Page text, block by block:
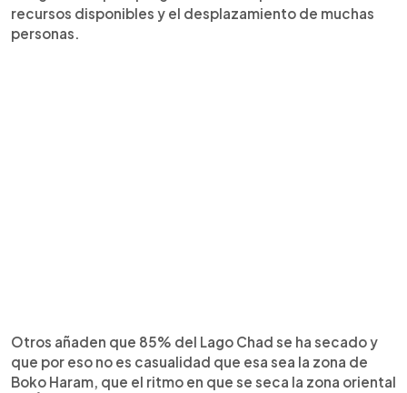
recursos disponibles y el desplazamiento de muchas
personas.
Otros añaden que 85% del Lago Chad se ha secado y
que por eso no es casualidad que esa sea la zona de
Boko Haram, que el ritmo en que se seca la zona oriental